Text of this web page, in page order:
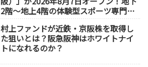
2階～地上4階の体験型スポーツ専門店
村上ファンドが近鉄・京阪株を取得し
た狙いとは？阪急阪神はホワイトナイ
トになれるのか？